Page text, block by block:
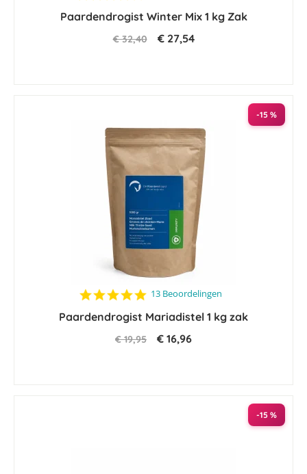
rating
Paardendrogist Winter Mix 1 kg Zak
€ 32,40 € 27,54
-15 %
4.8
rating
13 Beoordelingen
Paardendrogist Mariadistel 1 kg zak
€ 19,95 € 16,96
-15 %